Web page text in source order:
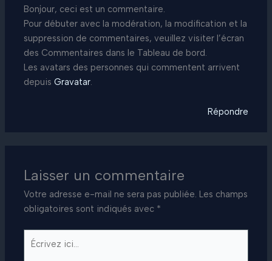
Bonjour, ceci est un commentaire.
Pour débuter avec la modération, la modification et la
suppression de commentaires, veuillez visiter l’écran
des Commentaires dans le Tableau de bord.
Les avatars des personnes qui commentent arrivent
depuisGravatar.
Répondre
Laisser un commentaire
Votre adresse e-mail ne sera pas publiée. Les champs
obligatoires sont indiqués avec *
Écrivez
ici…